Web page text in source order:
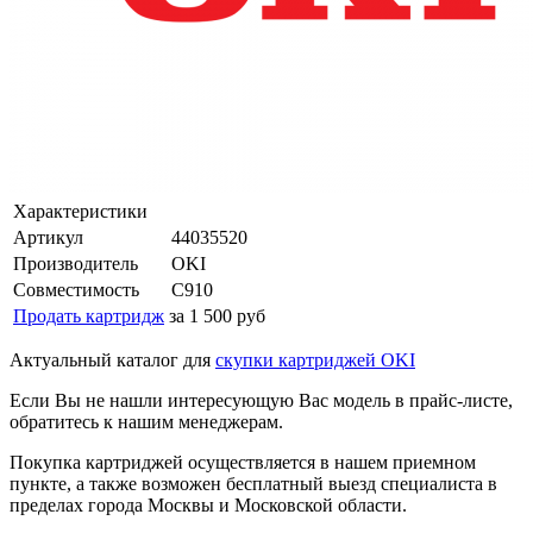
Характеристики
Артикул
44035520
Производитель
OKI
Совместимость
C910
Продать картридж за 1 500 руб
Актуальный каталог для скупки картриджей OKI
Если Вы не нашли интересующую Вас модель в прайс-листе,
обратитесь к нашим менеджерам.
Покупка картриджей осуществляется в нашем приемном
пункте, а также возможен бесплатный выезд специалиста в
пределах города Москвы и Московской области.